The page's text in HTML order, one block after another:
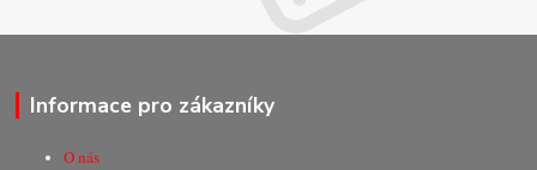
Informace pro zákazníky
O nás